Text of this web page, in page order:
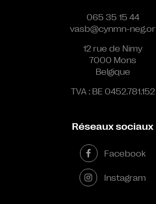
065 35 15 44
vasb@cynmn-neg.or
12 rue de Nimy
7000 Mons
Belgique
TVA : BE 0452.781.152
Réseaux sociaux
Facebook
Instagram